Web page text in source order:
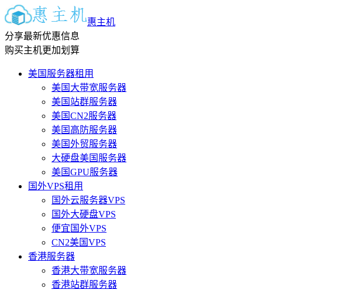
惠主机
分享最新优惠信息
购买主机更加划算
美国服务器租用
美国大带宽服务器
美国站群服务器
美国CN2服务器
美国高防服务器
美国外贸服务器
大硬盘美国服务器
美国GPU服务器
国外VPS租用
国外云服务器VPS
国外大硬盘VPS
便宜国外VPS
CN2美国VPS
香港服务器
香港大带宽服务器
香港站群服务器